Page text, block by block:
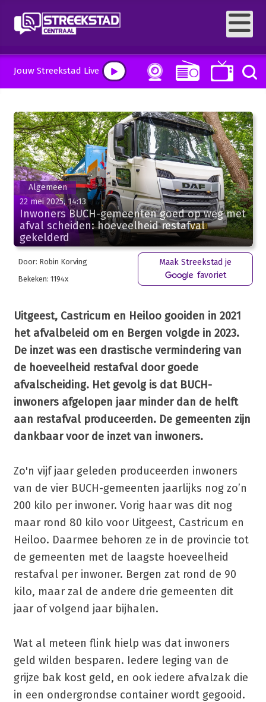
Jouw Streekstad Live
Algemeen
22 mei 2025, 14:13
Inwoners BUCH-gemeenten goed op weg met
afval scheiden: hoeveelheid restafval
gekelderd
Door: Robin Korving
Bekeken: 1194x
Maak Streekstad je
favoriet
Uitgeest, Castricum en Heiloo gooiden in 2021
het afvalbeleid om en Bergen volgde in 2023.
De inzet was een drastische vermindering van
de hoeveelheid restafval door goede
afvalscheiding. Het gevolg is dat BUCH-
inwoners afgelopen jaar minder dan de helft
aan restafval produceerden. De gemeenten zijn
dankbaar voor de inzet van inwoners.
Zo'n vijf jaar geleden produceerden inwoners
van de vier BUCH-gemeenten jaarlijks nog zo’n
200 kilo per inwoner. Vorig haar was dit nog
maar rond 80 kilo voor Uitgeest, Castricum en
Heiloo. Daarmee behoren ze in de provincie tot
de gemeenten met de laagste hoeveelheid
restafval per inwoner. Bergen zat rond de 90
kilo, maar zal de andere drie gemeenten dit
jaar of volgend jaar bijhalen.
Wat al meteen flink hielp was dat inwoners
geld wilden besparen. Iedere leging van de
grijze bak kost geld, en ook iedere afvalzak die
in een ondergrondse container wordt gegooid.